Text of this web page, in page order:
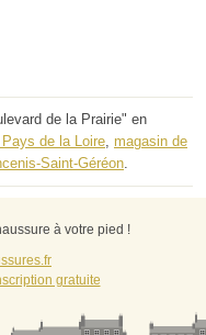
de la Prairie" en
de la Loire, magasin de
Saint-Géréon.
à votre pied !
gratuite